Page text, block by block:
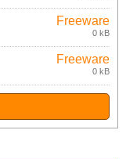
Freeware
0 kB
Freeware
0 kB